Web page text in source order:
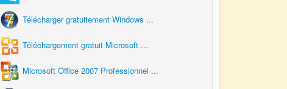
Télécharger gratuitement Windows ...
Téléchargement gratuit Microsoft ...
Microsoft Office 2007 Professionnel ...